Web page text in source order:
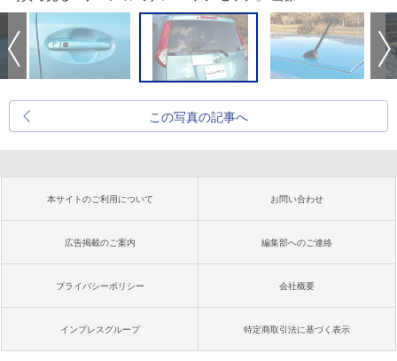
この写真の記事へ
本サイトのご利用について お問い合わせ
広告掲載のご案内 編集部へのご連絡
プライバシーポリシー 会社概要
インプレスグループ 特定商取引法に基づく表示